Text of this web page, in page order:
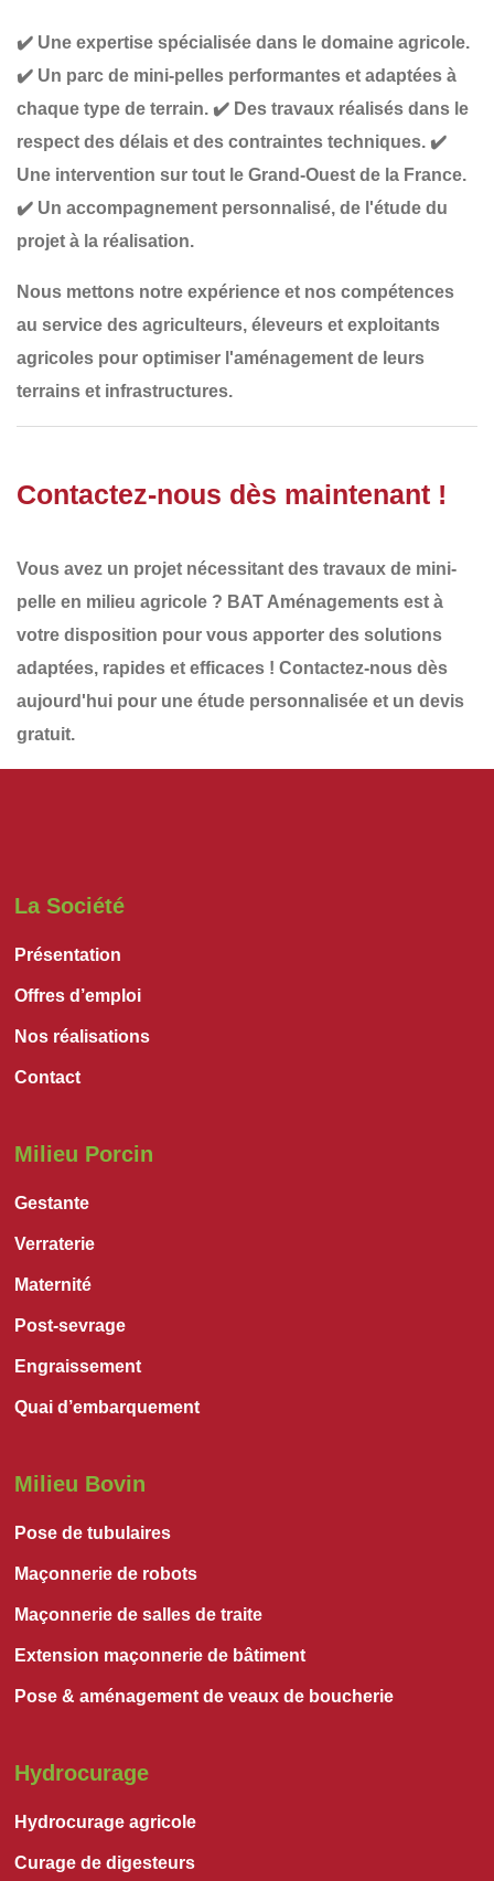
✔️ Une expertise spécialisée dans le domaine agricole.
✔️ Un parc de mini-pelles performantes et adaptées à
chaque type de terrain. ✔️ Des travaux réalisés dans le
respect des délais et des contraintes techniques. ✔️
Une intervention sur tout le Grand-Ouest de la France.
✔️ Un accompagnement personnalisé, de l'étude du
projet à la réalisation.
Nous mettons notre expérience et nos compétences
au service des agriculteurs, éleveurs et exploitants
agricoles pour optimiser l'aménagement de leurs
terrains et infrastructures.
Contactez-nous dès maintenant !
Vous avez un projet nécessitant des travaux de mini-
pelle en milieu agricole ? BAT Aménagements est à
votre disposition pour vous apporter des solutions
adaptées, rapides et efficaces ! Contactez-nous dès
aujourd'hui pour une étude personnalisée et un devis
gratuit.
La Société
Présentation
Offres d’emploi
Nos réalisations
Contact
Milieu Porcin
Gestante
Verraterie
Maternité
Post-sevrage
Engraissement
Quai d’embarquement
Milieu Bovin
Pose de tubulaires
Maçonnerie de robots
Maçonnerie de salles de traite
Extension maçonnerie de bâtiment
Pose & aménagement de veaux de boucherie
Hydrocurage
Hydrocurage agricole
Curage de digesteurs